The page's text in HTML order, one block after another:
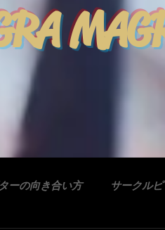
ーの向き合い方 サークル